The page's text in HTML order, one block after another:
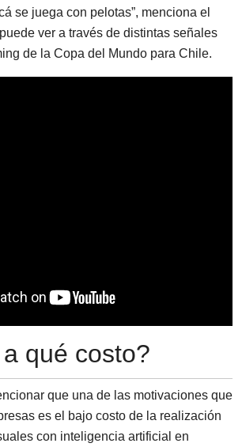
se juega con pelotas”, menciona el
ver a través de distintas señales
de la Copa del Mundo para Chile.
qué costo?
que una de las motivaciones que
es el bajo costo de la realización
con inteligencia artificial en